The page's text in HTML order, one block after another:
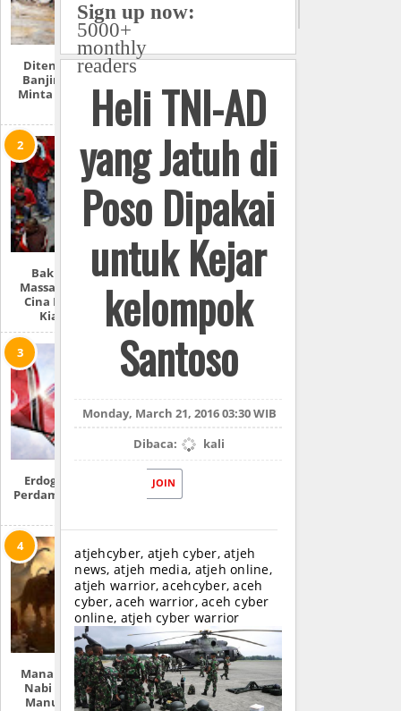
Ditenggelamkan
Banjir, Myanmar
Minta Tolong Pada
Baku Hantam
Massal, Melayu Vs
Cina Di Malaysia
Kian Panas
Erdogan Pelajari
Perdamaian Konflik
Mana Lebih Dulu,
Nabi Adam Atau
Manusia Purba?
Sign up now:
5000+
monthly
readers
Heli TNI-AD
yang Jatuh di
Poso Dipakai
untuk Kejar
kelompok
Santoso
Monday, March 21, 2016 03:30 WIB
Dibaca:
kali
JOIN
atjehcyber, atjeh cyber, atjeh
news, atjeh media, atjeh online,
atjeh warrior, acehcyber, aceh
cyber, aceh warrior, aceh cyber
online, atjeh cyber warrior